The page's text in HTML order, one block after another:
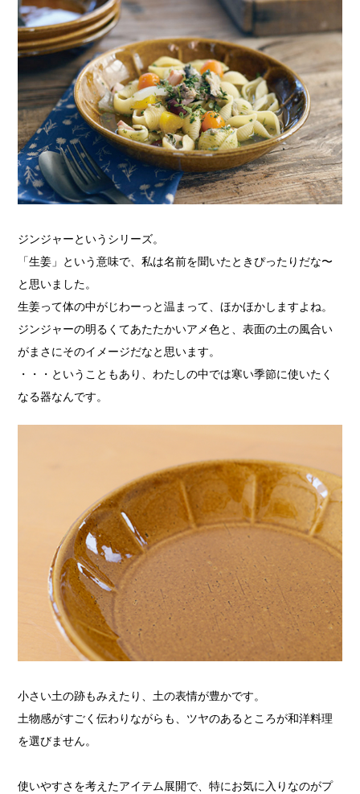
ジンジャーというシリーズ。
「生姜」という意味で、私は名前を聞いたときぴったりだな〜
と思いました。
生姜って体の中がじわーっと温まって、ほかほかしますよね。
ジンジャーの明るくてあたたかいアメ色と、表面の土の風合い
がまさにそのイメージだなと思います。
・・・ということもあり、わたしの中では寒い季節に使いたく
なる器なんです。
小さい土の跡もみえたり、土の表情が豊かです。
土物感がすごく伝わりながらも、ツヤのあるところが和洋料理
を選びません。
使いやすさを考えたアイテム展開で、特にお気に入りなのがプ